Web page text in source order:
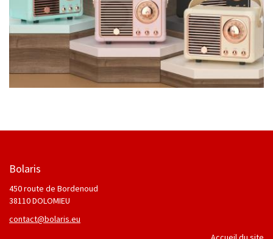
Bolaris
450 route de Bordenoud
38110 DOLOMIEU
contact@bolaris.eu